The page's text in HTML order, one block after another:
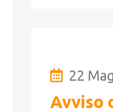
22
Avviso